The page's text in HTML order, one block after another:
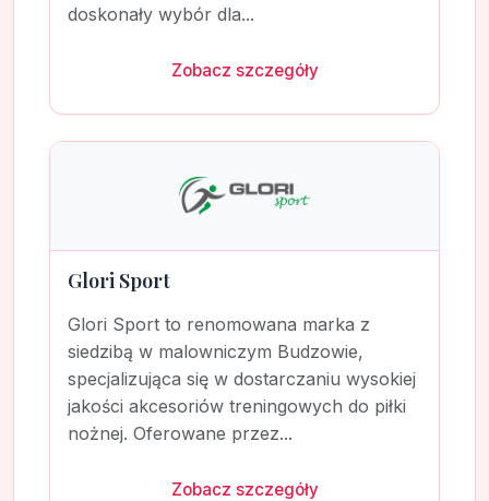
doskonały wybór dla...
Zobacz szczegóły
Glori Sport
Glori Sport to renomowana marka z
siedzibą w malowniczym Budzowie,
specjalizująca się w dostarczaniu wysokiej
jakości akcesoriów treningowych do piłki
nożnej. Oferowane przez...
Zobacz szczegóły